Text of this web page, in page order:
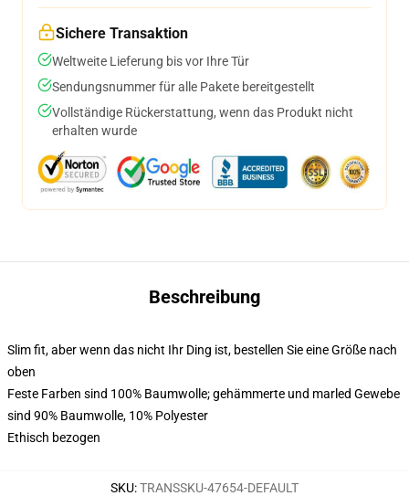
Sichere Transaktion
Weltweite Lieferung bis vor Ihre Tür
Sendungsnummer für alle Pakete bereitgestellt
Vollständige Rückerstattung, wenn das Produkt nicht
erhalten wurde
Beschreibung
Slim fit, aber wenn das nicht Ihr Ding ist, bestellen Sie eine Größe nach
oben
Feste Farben sind 100% Baumwolle; gehämmerte und marled Gewebe
sind 90% Baumwolle, 10% Polyester
Ethisch bezogen
SKU:TRANSSKU-47654-DEFAULT